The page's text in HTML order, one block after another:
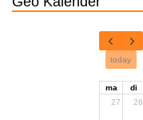
today
ma di
27
28